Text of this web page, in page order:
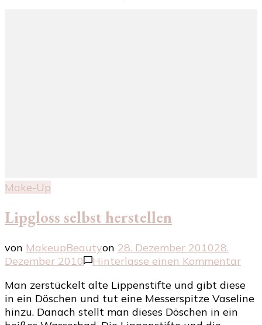
Make-Up
Lipgloss selbst herstellen
von MakeupBeautyon 28. Dezember 201028.
Dezember 2010
Hinterlasse einen Kommentarzu
Man zerstückelt alte Lippenstifte und gibt diese
in ein Döschen und tut eine Messerspitze Vaseline
hinzu. Danach stellt man dieses Döschen in ein